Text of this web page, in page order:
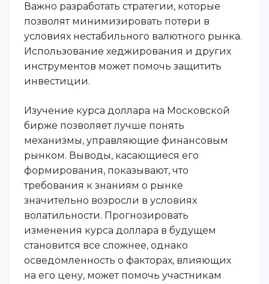
Важно разработать стратегии, которые
позволят минимизировать потери в
условиях нестабильного валютного рынка.
Использование хеджирования и других
инструментов может помочь защитить
инвестиции.
Изучение курса доллара на Московской
бирже позволяет лучше понять
механизмы, управляющие финансовым
рынком. Выводы, касающиеся его
формирования, показывают, что
требования к знаниям о рынке
значительно возросли в условиях
волатильности. Прогнозировать
изменения курса доллара в будущем
становится все сложнее, однако
осведомленность о факторах, влияющих
на его цену, может помочь участникам